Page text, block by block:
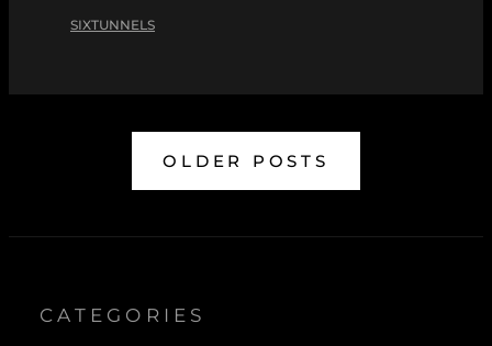
SIXTUNNELS
OLDER POSTS
CATEGORIES